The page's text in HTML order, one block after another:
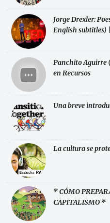
Jorge Drexler:
English subtitles)
Panchito Aguirre
en Recursos
Una breve
La cultura se
* CÓMO
CAPITALISMO *